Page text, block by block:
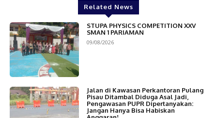
Related News
STUPA PHYSICS COMPETITION XXV
SMAN 1 PARIAMAN
09/08/2026
Jalan di Kawasan Perkantoran Pulang
Pisau Ditambal Diduga Asal Jadi,
Pengawasan PUPR Dipertanyakan:
Jangan Hanya Bisa Habiskan